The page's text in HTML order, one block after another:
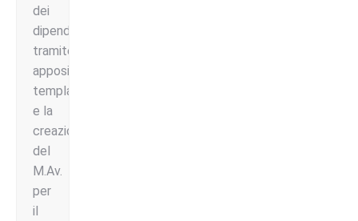
dei
dipendenti,
tramite
apposito
template,
e la
creazione
del
M.Av.
per
il